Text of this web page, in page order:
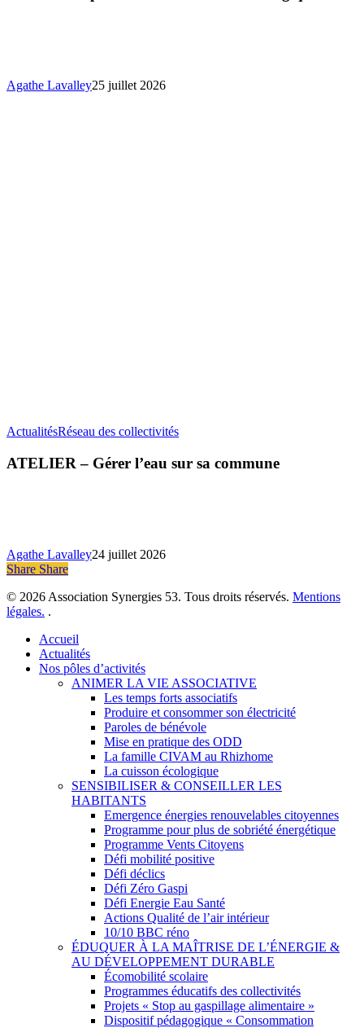
Agathe Lavalley25 juillet 2026
ActualitésRéseau des collectivitésATELIER
Gérer
ATELIER – Gérer l’eau sur sa commune
Agathe Lavalley24 juillet 2026
Share
Share Share
© 2026 Association Synergies 53. Tous droits réservés. Mentions
légales. .
Close
Menu
Accueil
Actualités
Nos pôles d’activités
ANIMER LA VIE ASSOCIATIVE
Les temps forts associatifs
Produire et consommer son électricité
Paroles de bénévole
Mise en pratique des ODD
La famille CIVAM au Rhizhome
La cuisson écologique
SENSIBILISER & CONSEILLER LES
HABITANTS
Emergence énergies renouvelables citoyennes
Programme pour plus de sobriété énergétique
Programme Vents Citoyens
Défi mobilité positive
Défi déclics
Défi Zéro Gaspi
Défi Energie Eau Santé
Actions Qualité de l’air intérieur
10/10 BBC réno
ÉDUQUER À LA MAÎTRISE DE L’ÉNERGIE &
AU DÉVELOPPEMENT DURABLE
Écomobilité scolaire
Programmes éducatifs des collectivités
Projets « Stop au gaspillage alimentaire »
Dispositif pédagogique « Consommation